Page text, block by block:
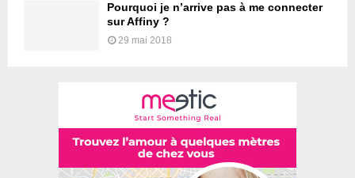
Pourquoi je n’arrive pas à me connecter
sur Affiny ?
29 mai 2018